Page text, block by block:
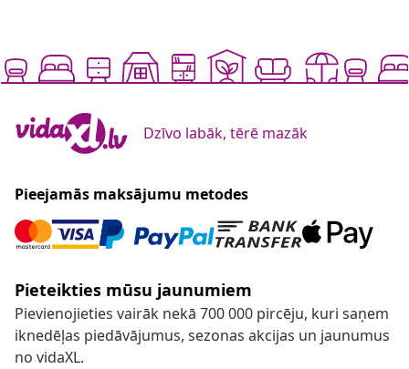
Dzīvo labāk, tērē mazāk
Pieejamās maksājumu metodes
Pieteikties mūsu jaunumiem
Pievienojieties vairāk nekā 700 000 pircēju, kuri saņem
iknedēļas piedāvājumus, sezonas akcijas un jaunumus
no vidaXL.